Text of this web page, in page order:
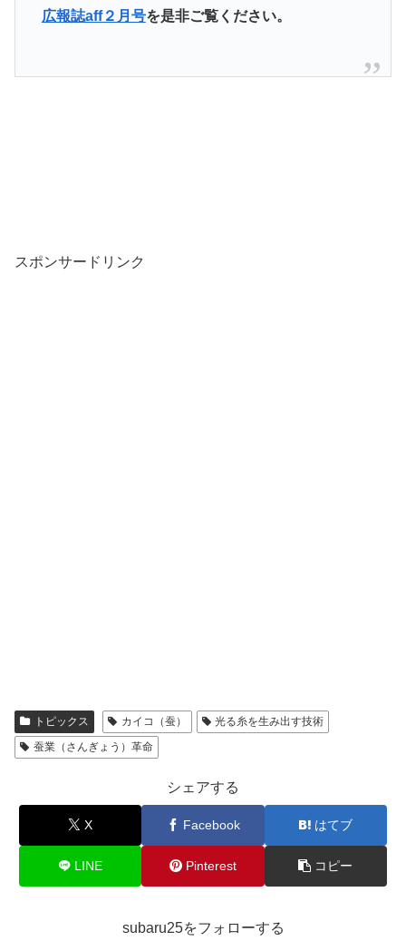
広報誌aff２月号を是非ご覧ください。
スポンサードリンク
トピックス カイコ（蚕）
光る糸を生み出す技術
蚕業（さんぎょう）革命
シェアする
X Facebook はてブ
LINE Pinterest コピー
subaru25をフォローする